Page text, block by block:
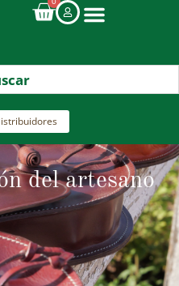
del artesano